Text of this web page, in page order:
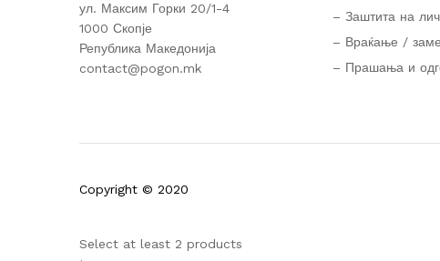
ул. Максим Горки 20/1-4
1000 Скопје
Република Македонија
contact@pogon.mk
– Заштита на
– Враќање /
– Прашања и
Copyright © 2020
Select at least 2 products